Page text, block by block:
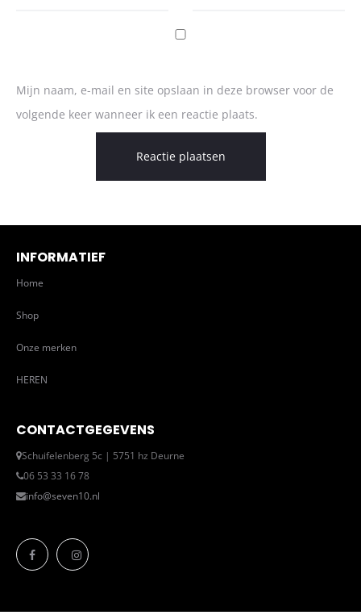
Mijn naam, e-mail en site opslaan in deze browser voor de
volgende keer wanneer ik een reactie plaats.
INFORMATIEF
Home
Shop
Onze merken
HEREN
CONTACTGEGEVENS
Schuifelenberg 5c | 5751 hz Deurne
06 53 33 16 78
info@seven10.nl